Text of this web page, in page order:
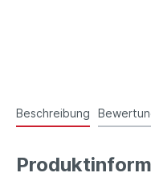
Beschreibung